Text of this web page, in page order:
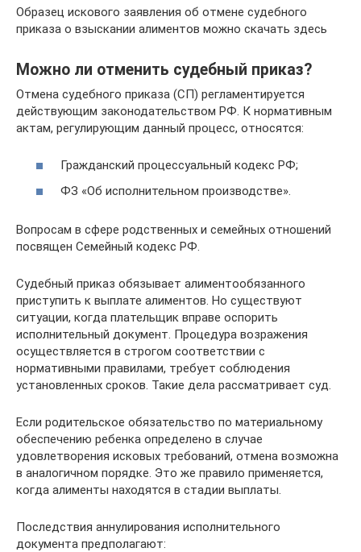
Образец искового заявления об отмене судебного
приказа о взыскании алиментов можно скачать здесь
Можно ли отменить судебный приказ?
Отмена судебного приказа (СП) регламентируется
действующим законодательством РФ. К нормативным
актам, регулирующим данный процесс, относятся:
Гражданский процессуальный кодекс РФ;
ФЗ «Об исполнительном производстве».
Вопросам в сфере родственных и семейных отношений
посвящен Семейный кодекс РФ.
Судебный приказ обязывает алиментообязанного
приступить к выплате алиментов. Но существуют
ситуации, когда плательщик вправе оспорить
исполнительный документ. Процедура возражения
осуществляется в строгом соответствии с
нормативными правилами, требует соблюдения
установленных сроков. Такие дела рассматривает суд.
Если родительское обязательство по материальному
обеспечению ребенка определено в случае
удовлетворения исковых требований, отмена возможна
в аналогичном порядке. Это же правило применяется,
когда алименты находятся в стадии выплаты.
Последствия аннулирования исполнительного
документа предполагают: